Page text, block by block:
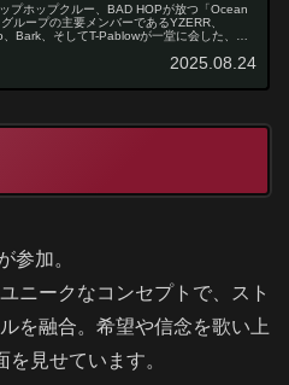
ップホップクルー、BAD HOPが放つ「Ocean
ループの主要メンバーであるYZERR、
Bark、そしてT-Pablowが一堂に会した、ま
2025.08.24
参加。
ニークなコンセプトで、スト
を融合。希望や信念を歌い上
見せています。